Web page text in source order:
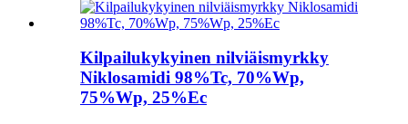
Kilpailukykyinen nilviäismyrkky
Niklosamidi 98%Tc, 70%Wp,
75%Wp, 25%Ec